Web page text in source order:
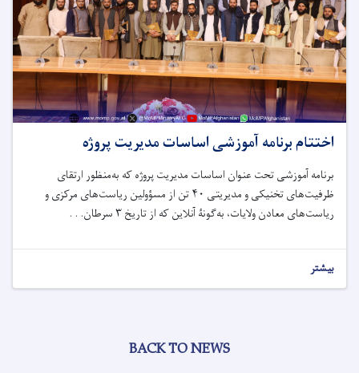
اختتام برنامه آموزشی اساسات مدیریت پروژه
برنامه آموزشی تحت عنوان اساسات مدیریت پروژه که به‌منظور ارتقای
ظرفیت‌های تخنیکی و مدیریتی ۴۰ تن از مسؤولین ریاست‌های مرکزی و
ریاست‌های معادن ولایات، به‌گونۀ آنلاین که از تاریخ ۳ سرطان. . .
بیشتر
BACK TO NEWS